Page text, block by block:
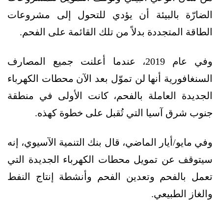
الضارّة بالبيئة أن يؤدي للتحول إلى مشروعات
الطاقة المتجددة بدلاً من تلك القائمة على الفحم.
وفي عام 2019، عندما أعلنت جميع المصارف
السنغافورية أنها لن تموّل بعد الآن محطات الكهرباء
الجديدة العاملة بالفحم، كانت الأولى في منطقة
جنوب شرق آسيا التي تُقبل على خطوة كهذه.
وفي مايو/أيار الماضي، قال بنك التنمية الآسيوي، إنه
سيتوقف عن تمويل محطات الكهرباء الجديدة التي
تعمل بالفحم وتعدين الفحم وأنشطة إنتاج النفط
والغاز الطبيعي.